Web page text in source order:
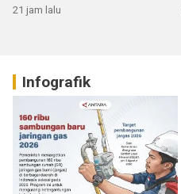
21 jam lalu
Infografik